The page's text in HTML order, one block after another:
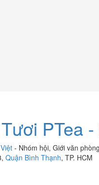
PTea
- Nhóm hội, Giới văn phòng
Quận Bình Thạnh, TP. HCM